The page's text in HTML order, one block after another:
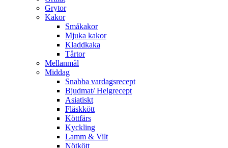
Grytor
Kakor
Småkakor
Mjuka kakor
Kladdkaka
Tårtor
Mellanmål
Middag
Snabba vardagsrecept
Bjudmat/ Helgrecept
Asiatiskt
Fläskkött
Köttfärs
Kyckling
Lamm & Vilt
Nötkött